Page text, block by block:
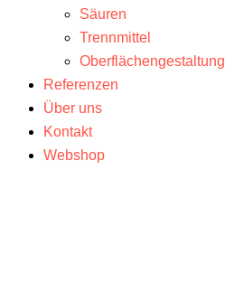
Säuren
Trennmittel
Oberflächengestaltung
Referenzen
Über uns
Kontakt
Webshop